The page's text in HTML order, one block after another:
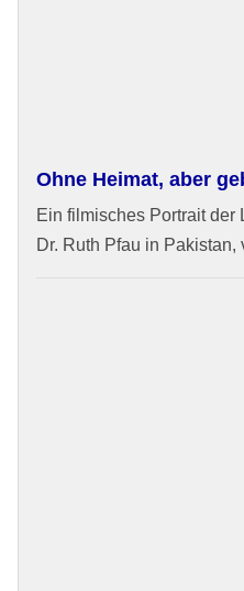
Ohne Heimat, aber
Ein filmisches Portrait der
Dr. Ruth Pfau in Pakistan,